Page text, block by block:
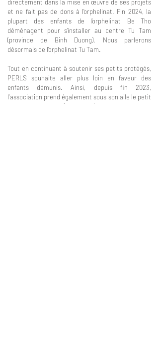
directement dans la mise en œuvre de ses projets
et ne fait pas de dons à l’orphelinat. Fin 2024, la
plupart des enfants de l’orphelinat Be Tho
déménagent pour s’installer au centre Tu Tam
(province de Binh Duong). Nous parlerons
désormais de l’orphelinat Tu Tam.
Tout en continuant à soutenir ses petits protégés,
PERLS souhaite aller plus loin en faveur des
enfants démunis. Ainsi, depuis fin 2023,
l'association prend également sous son aile le petit
orphelinat Tuê Minh (Lam Dong)